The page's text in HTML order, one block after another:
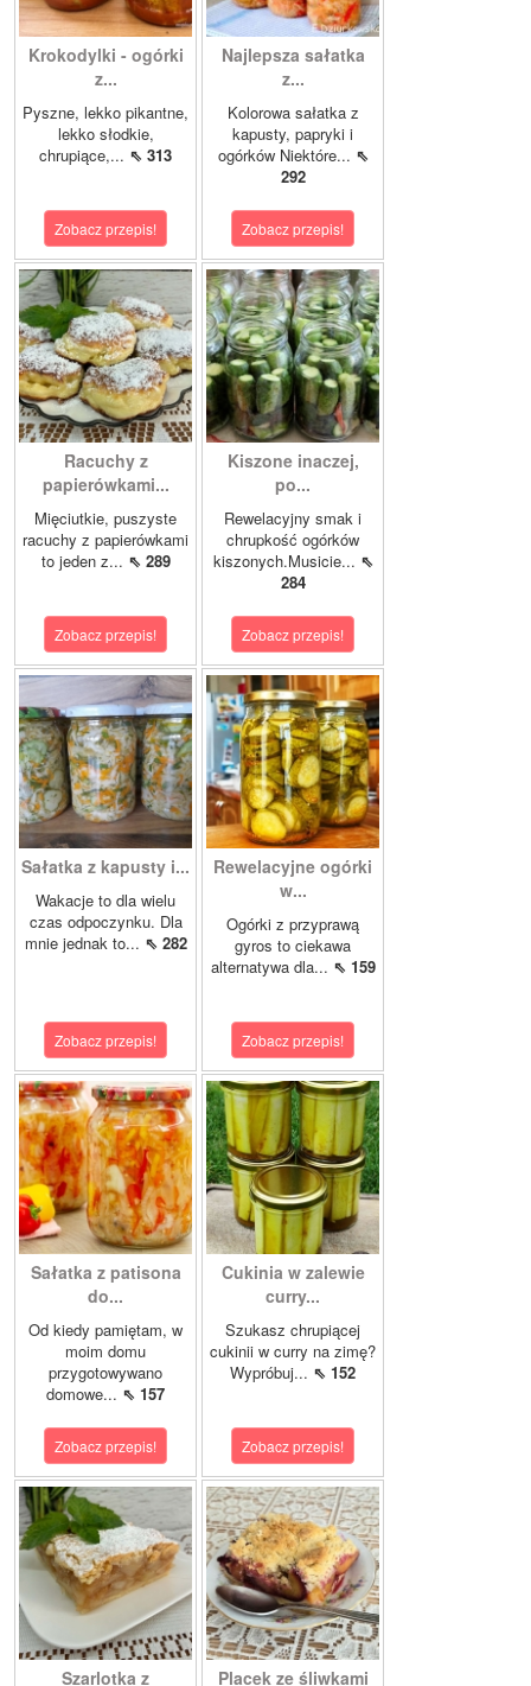
Krokodylki - ogórki
z...
Pyszne, lekko pikantne,
lekko słodkie,
chrupiące,... ⇖ 313
Zobacz przepis!
Najlepsza sałatka
z...
Kolorowa sałatka z
kapusty, papryki i
ogórków Niektóre... ⇖
292
Zobacz przepis!
Racuchy z
papierówkami...
Mięciutkie, puszyste
racuchy z papierówkami
to jeden z... ⇖ 289
Zobacz przepis!
Kiszone inaczej,
po...
Rewelacyjny smak i
chrupkość ogórków
kiszonych.Musicie... ⇖
284
Zobacz przepis!
Sałatka z kapusty i...
Wakacje to dla wielu
czas odpoczynku. Dla
mnie jednak to... ⇖ 282
Zobacz przepis!
Rewelacyjne ogórki
w...
Ogórki z przyprawą
gyros to ciekawa
alternatywa dla... ⇖ 159
Zobacz przepis!
Sałatka z patisona
do...
Od kiedy pamiętam, w
moim domu
przygotowywano
domowe... ⇖ 157
Zobacz przepis!
Cukinia w zalewie
curry...
Szukasz chrupiącej
cukinii w curry na zimę?
Wypróbuj... ⇖ 152
Zobacz przepis!
Szarlotka z Placek ze śliwkami